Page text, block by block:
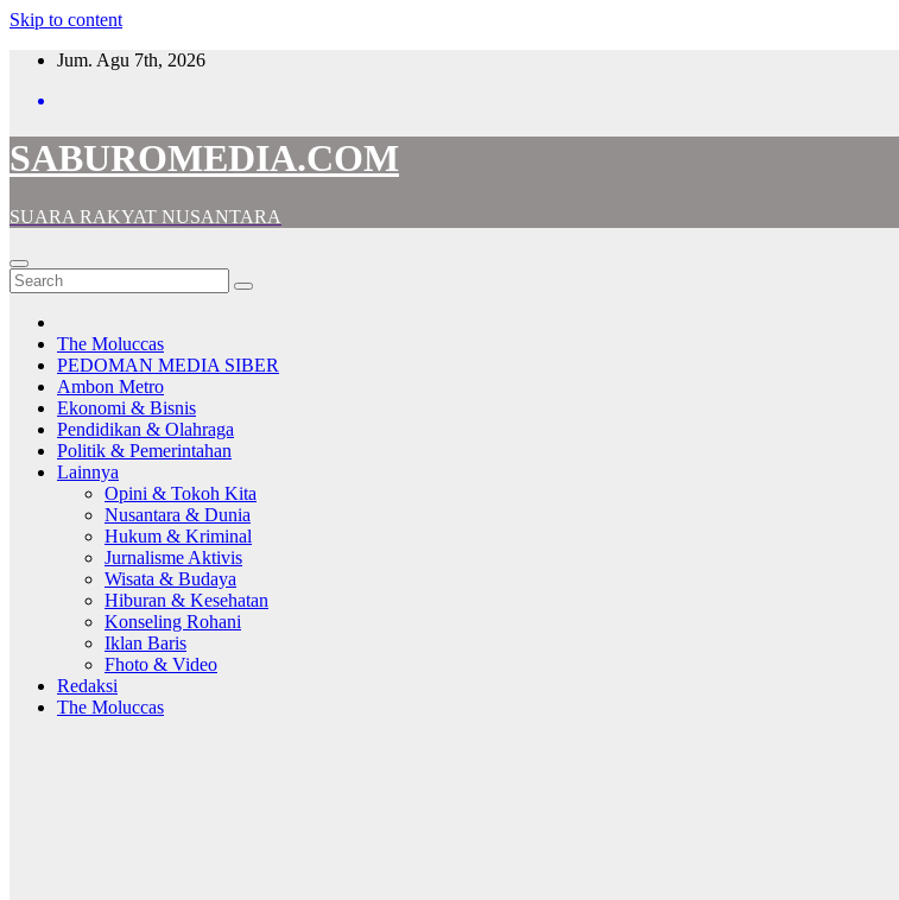
Skip to content
Jum. Agu 7th, 2026
SABUROMEDIA.COM
SUARA RAKYAT NUSANTARA
The Moluccas
PEDOMAN MEDIA SIBER
Ambon Metro
Ekonomi & Bisnis
Pendidikan & Olahraga
Politik & Pemerintahan
Lainnya
Opini & Tokoh Kita
Nusantara & Dunia
Hukum & Kriminal
Jurnalisme Aktivis
Wisata & Budaya
Hiburan & Kesehatan
Konseling Rohani
Iklan Baris
Fhoto & Video
Redaksi
The Moluccas